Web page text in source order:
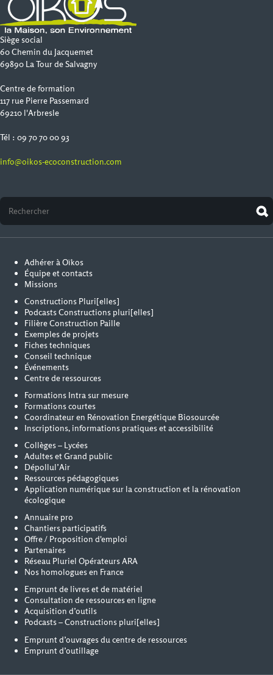
Siège social
60 Chemin du Jacquemet
69890 La Tour de Salvagny
Centre de formation
117 rue Pierre Passemard
69210 l'Arbresle
Tél : 09 70 70 00 93
info@oikos-ecoconstruction.com
Adhérer à Oïkos
Équipe et contacts
Missions
Constructions Pluri[elles]
Podcasts Constructions pluri[elles]
Filière Construction Paille
Exemples de projets
Fiches techniques
Conseil technique
Événements
Centre de ressources
Formations Intra sur mesure
Formations courtes
Coordinateur en Rénovation Energétique Biosourcée
Inscriptions, informations pratiques et accessibilité
Collèges – Lycées
Adultes et Grand public
Dépollul’Air
Ressources pédagogiques
Application numérique sur la construction et la rénovation
écologique
Annuaire pro
Chantiers participatifs
Offre / Proposition d'emploi
Partenaires
Réseau Pluriel Opérateurs ARA
Nos homologues en France
Emprunt de livres et de matériel
Consultation de ressources en ligne
Acquisition d’outils
Podcasts – Constructions pluri[elles]
Emprunt d’ouvrages du centre de ressources
Emprunt d’outillage